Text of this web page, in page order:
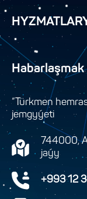
Habarlaşmak
“Türkmen
jemgyýeti
744000,
jaýy
+993 12